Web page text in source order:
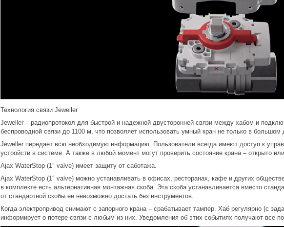
Технология связи Jeweller
Jeweller – радиопротокол для быстрой и надежной двусторонней связи между хабом и
беспроводной связи до 1100 м, что позволяет использовать умный кран не только в
Jeweller передает всю необходимую информацию. Пользователи всегда имеют доступ к
устройств в системе. А также в любой момент могут проверить состояние крана – открыто
Ajax WaterStop (1″ valve) имеет защиту от саботажа.
Ajax WaterStop (1″ valve) можно устанавливать в офисах, ресторанах, кафе и других
в комплекте есть альтернативная монтажная скоба. Эта скоба устанавливается вместо
от стандартной скобы ее невозможно достать без инструментов.
Когда электропривод снимают с запорного крана – срабатывает тампер. Хаб регулярно (с
информирует о потере связи с любым из них. Уведомления об этих событиях получают все